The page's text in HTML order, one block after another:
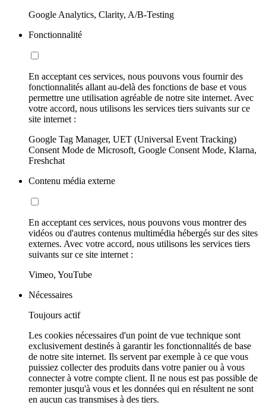
Google Analytics, Clarity, A/B-Testing
Fonctionnalité
En acceptant ces services, nous pouvons vous fournir des
fonctionnalités allant au-delà des fonctions de base et vous
permettre une utilisation agréable de notre site internet. Avec
votre accord, nous utilisons les services tiers suivants sur ce
site internet :
Google Tag Manager, UET (Universal Event Tracking)
Consent Mode de Microsoft, Google Consent Mode, Klarna,
Freshchat
Contenu média externe
En acceptant ces services, nous pouvons vous montrer des
vidéos ou d'autres contenus multimédia hébergés sur des sites
externes. Avec votre accord, nous utilisons les services tiers
suivants sur ce site internet :
Vimeo, YouTube
Nécessaires
Toujours actif
Les cookies nécessaires d'un point de vue technique sont
exclusivement destinés à garantir les fonctionnalités de base
de notre site internet. Ils servent par exemple à ce que vous
puissiez collecter des produits dans votre panier ou à vous
connecter à votre compte client. Il ne nous est pas possible de
remonter jusqu'à vous et les données qui en résultent ne sont
en aucun cas transmises à des tiers.